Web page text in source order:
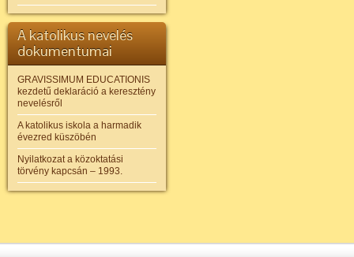
A katolikus nevelés
dokumentumai
GRAVISSIMUM EDUCATIONIS
kezdetű deklaráció a keresztény
nevelésről
A katolikus iskola a harmadik
évezred küszöbén
Nyilatkozat a közoktatási
törvény kapcsán – 1993.